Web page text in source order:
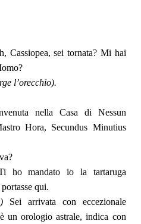
Cassiopea, sei tornata? Mi hai
l’orecchio).
nella Casa di Nessun
Hora, Secundus Minutius
ho mandato io la tartaruga
qui.
Sei arrivata con eccezionale
un orologio astrale, indica con